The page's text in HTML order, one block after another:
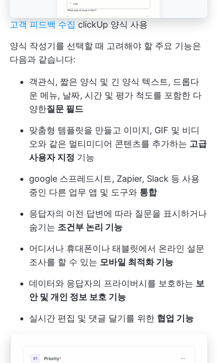
고객 피드백 수집 clickUp 양식 사용
양식 작성기를 선택할 때 고려해야 할 주요 기능은
다음과 같습니다:
객관식, 짧은 양식 및 긴 양식 텍스트, 드롭다
운 메뉴, 날짜, 시간 및 평가 척도를 포함한 다
양한질문 필드
맞춤형 템플릿을 만들고 이미지, GIF 및 비디
오와 같은 멀티미디어 콘텐츠를 추가하는 고급
사용자 지정 기능
google 스프레드시트, Zapier, Slack 등 사용
중인 다른 업무 앱 및 도구와 통합
응답자의 이전 답변에 따라 질문을 표시하거나
숨기는 조건부 논리 기능
어디서나 휴대폰이나 태블릿에서 온라인 설문
조사를 할 수 있는 모바일 최적화 기능
데이터와 응답자의 프라이버시를 보호하는 보
안 및 개인 정보 보호 기능
실시간 편집 및 댓글 달기를 위한 협업 기능